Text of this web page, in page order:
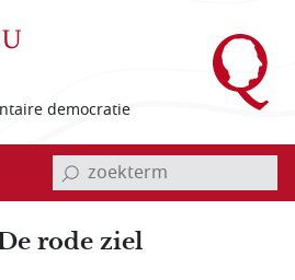
democratie
invoerveld zoekterm
rode ziel